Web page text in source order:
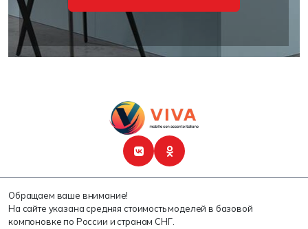
Обращаем ваше внимание!
На сайте указана средняя стоимость моделей в базовой
компоновке по России и странам СНГ.